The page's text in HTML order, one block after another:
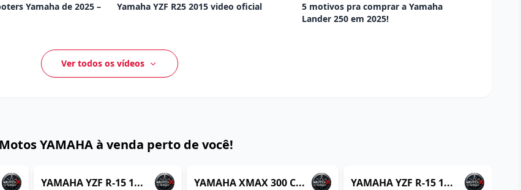
Yamaha de 2025 –
Yamaha YZF R25 2015 video oficial
5 motivos pra comprar a Yamaha
Lander 250 em 2025!
Ver todos os vídeos
YAMAHA à venda perto de você!
/ RJ
REVENDA VERIFICADA
ITABORAÍ / RJ
YAMAHA YZF R-15 1... REVENDA VERIFICADA
YAMAHA XMAX 300 C... REVENDA VERIFICADA
YAMAHA YZF R-15 1...